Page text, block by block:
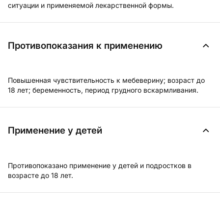
ситуации и применяемой лекарственной формы.
Противопоказания к применению
Повышенная чувствительность к мебеверину; возраст до
18 лет; беременность, период грудного вскармливания.
Применение у детей
Противопоказано применение у детей и подростков в
возрасте до 18 лет.